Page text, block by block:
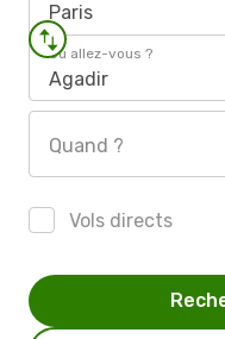
Paris
Où allez-vous ?
Agadir
Quand ?
Vols directs